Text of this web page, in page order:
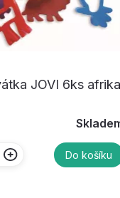
JOVI 6ks afrika
Do košíku